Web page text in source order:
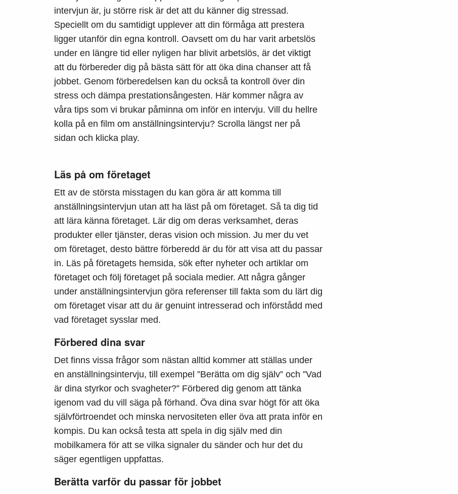
intervjun är, ju större risk är det att du känner dig stressad.
Speciellt om du samtidigt upplever att din förmåga att prestera
ligger utanför din egna kontroll. Oavsett om du har varit arbetslös
under en längre tid eller nyligen har blivit arbetslös, är det viktigt
att du förbereder dig på bästa sätt för att öka dina chanser att få
jobbet. Genom förberedelsen kan du också ta kontroll över din
stress och dämpa prestationsångesten. Här kommer några av
våra tips som vi brukar påminna om inför en intervju. Vill du hellre
kolla på en film om anställningsintervju? Scrolla längst ner på
sidan och klicka play.
Läs på om företaget
Ett av de största misstagen du kan göra är att komma till
anställningsintervjun utan att ha läst på om företaget. Så ta dig tid
att lära känna företaget. Lär dig om deras verksamhet, deras
produkter eller tjänster, deras vision och mission. Ju mer du vet
om företaget, desto bättre förberedd är du för att visa att du passar
in. Läs på företagets hemsida, sök efter nyheter och artiklar om
företaget och följ företaget på sociala medier. Att några gånger
under anställningsintervjun göra referenser till fakta som du lärt dig
om företaget visar att du är genuint intresserad och införstådd med
vad företaget sysslar med.
Förbered dina svar
Det finns vissa frågor som nästan alltid kommer att ställas under
en anställningsintervju, till exempel ”Berätta om dig själv” och ”Vad
är dina styrkor och svagheter?” Förbered dig genom att tänka
igenom vad du vill säga på förhand. Öva dina svar högt för att öka
självförtroendet och minska nervositeten eller öva att prata inför en
kompis. Du kan också testa att spela in dig själv med din
mobilkamera för att se vilka signaler du sänder och hur det du
säger egentligen uppfattas.
Berätta varför du passar för jobbet